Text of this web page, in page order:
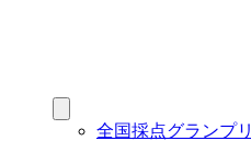
全国採点グランプリ